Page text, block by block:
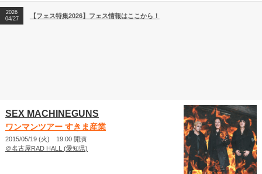
2026
04/27
【フェス特集2026】フェス情報はここから！
SEX MACHINEGUNS
ワンマンツアー すきま産業
2015/05/19 (火) 19:00 開演
＠名古屋RAD HALL (愛知県)